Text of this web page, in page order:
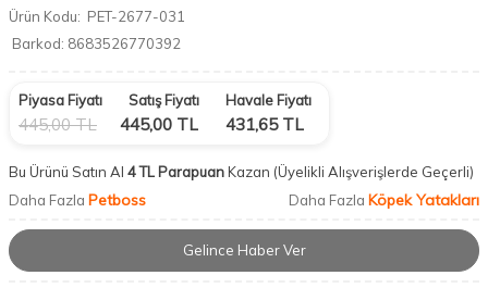
Ürün Kodu: PET-2677-031
Barkod: 8683526770392
Piyasa Fiyatı
445,00TL
Satış Fiyatı
445,00 TL
Havale Fiyatı
431,65TL
Bu Ürünü Satın Al 4 TL ParapuanKazan (Üyelikli Alışverişlerde Geçerli)
Daha Fazla Petboss Daha Fazla Köpek Yatakları
Gelince Haber Ver